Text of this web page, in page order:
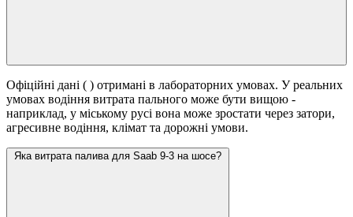
Офіційні дані ( ) отримані в лабораторних умовах. У реальних
умовах водіння витрата пального може бути вищою -
наприклад, у міському русі вона може зростати через затори,
агресивне водіння, клімат та дорожні умови.
Яка витрата палива для Saab 9-3 на шосе?